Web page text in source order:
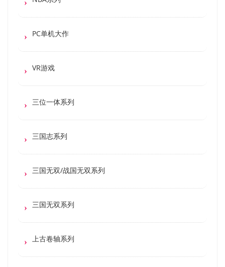
PC单机大作
VR游戏
三位一体系列
三国志系列
三国无双/战国无双系列
三国无双系列
上古卷轴系列